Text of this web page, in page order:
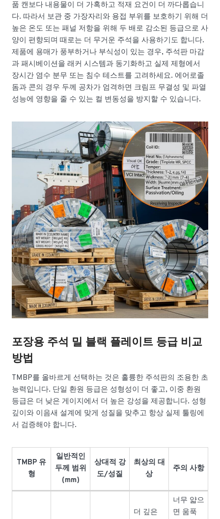
품 캔보다 내용물이 더 가혹하고 적재 요건이 더 까다롭습니
다. 따라서 보관 중 가장자리와 용접 부위를 보호하기 위해 더
높은 온도 또는 패널 저항을 위해 두 배로 감소된 등급으로 사
양이 편향되며 때로는 더 무거운 주석을 사용하기도 합니다.
제품에 용매가 풍부하거나 부식성이 있는 경우, 주석판 마감
과 패시베이션을 래커 시스템과 동기화하고 실제 제형에서
장시간 염수 분무 또는 침수 테스트를 고려하세요. 에어로졸
돔과 콘의 경우 두께 공차가 엄격하면 크림프 무결성 및 파열
성능에 영향을 줄 수 있는 컬 변동성을 방지할 수 있습니다.
포장용 주석 밀 블랙 플레이트 등급 비교
방법
TMBP를 올바르게 선택하는 것은 훌륭한 주석판의 조용한 초
능력입니다. 단일 환원 등급은 성형성이 더 좋고, 이중 환원
등급은 더 낮은 게이지에서 더 높은 강성을 제공합니다. 성형
깊이와 이음새 설계에 맞게 성질을 맞추고 항상 실제 툴링에
서 검증해야 합니다.
TMBP 유
형
일반적인
두께 범위
(mm)
상대적 강
도/성질
최상의 대
상
주의 사항
더 깊은
너무 얇으
면 움푹